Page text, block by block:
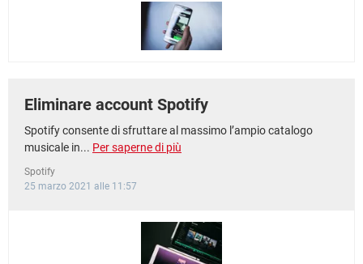
Eliminare account Spotify
Spotify consente di sfruttare al massimo l’ampio catalogo
musicale in... Per saperne di più
Spotify
25 marzo 2021 alle 11:57